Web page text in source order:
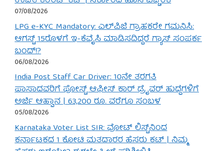
07/08/2026
LPG e-KYC Mandatory: ಎಲ್‌ಪಿಜಿ ಗ್ರಾಹಕರೇ ಗಮನಿಸಿ:
ಆಗಸ್ಟ್ 15ರೊಳಗೆ ಇ-ಕೆವೈಸಿ ಮಾಡಿಸದಿದ್ದರೆ ಗ್ಯಾಸ್ ಸಂಪರ್ಕ
ಬಂದ್!?
06/08/2026
India Post Staff Car Driver: 10ನೇ ತರಗತಿ
ಪಾಸಾದವರಿಗೆ ಪೋಸ್ಟ್ ಆಫೀಸ್ ಕಾರ್ ಡ್ರೈವರ್ ಹುದ್ದೆಗಳಿಗೆ
ಅರ್ಜಿ ಆಹ್ವಾನ | 63,200 ರೂ. ವರೆಗೂ ಸಂಬಳ
05/08/2026
Karnataka Voter List SIR: ವೋಟ್ ಲಿಸ್ಟ್‌ನಿಂದ
ಕರ್ನಾಟಕದ 1 ಕೋಟಿ ಮತದಾರರ ಹೆಸರು ಕಟ್ | ನಿಮ್ಮ